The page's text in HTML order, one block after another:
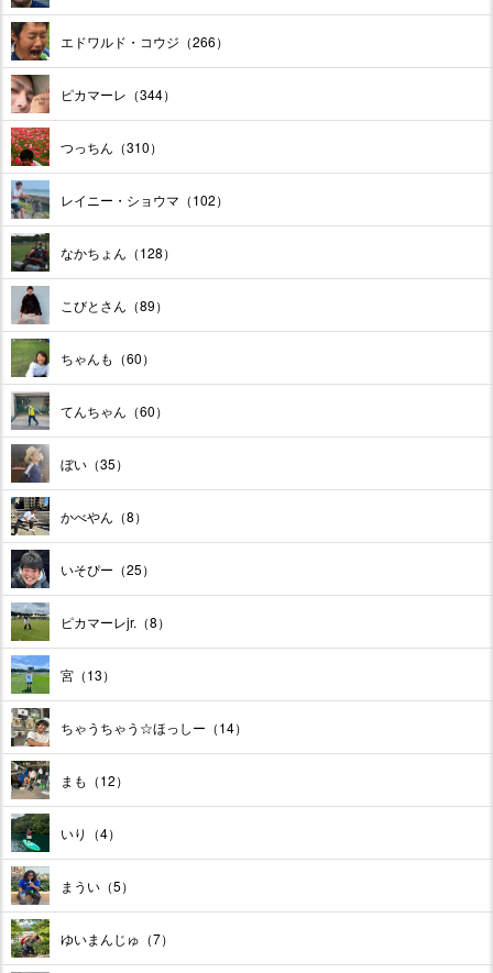
エドワルド・コウジ（266）
ピカマーレ（344）
つっちん（310）
レイニー・ショウマ（102）
なかちょん（128）
こびとさん（89）
ちゃんも（60）
てんちゃん（60）
ぼい（35）
かべやん（8）
いそぴー（25）
ピカマーレjr.（8）
宮（13）
ちゃうちゃう☆ほっしー（14）
まも（12）
いり（4）
まうい（5）
ゆいまんじゅ（7）